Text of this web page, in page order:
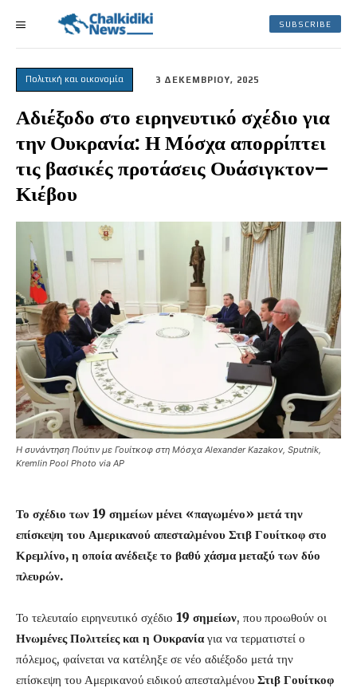
SUBSCRIBE
Πολιτική και οικονομία 3 ΔΕΚΕΜΒΡΙΟΥ, 2025
Αδιέξοδο στο ειρηνευτικό σχέδιο για
την Ουκρανία: Η Μόσχα απορρίπτει
τις βασικές προτάσεις Ουάσιγκτον–
Κιέβου
Η συνάντηση Πούτιν με Γουίτκοφ στη Μόσχα Alexander Kazakov, Sputnik,
Kremlin Pool Photo via AP
Το σχέδιο των 19 σημείων μένει «παγωμένο» μετά την
επίσκεψη του Αμερικανού απεσταλμένου Στιβ Γουίτκοφ στο
Κρεμλίνο, η οποία ανέδειξε το βαθύ χάσμα μεταξύ των δύο
πλευρών.
Το τελευταίο ειρηνευτικό σχέδιο 19 σημείων, που προωθούν οι
Ηνωμένες Πολιτείες και η Ουκρανίαγια να τερματιστεί ο
πόλεμος, φαίνεται να κατέληξε σε νέο αδιέξοδο μετά την
επίσκεψη του Αμερικανού ειδικού απεσταλμένου Στιβ Γουίτκοφ